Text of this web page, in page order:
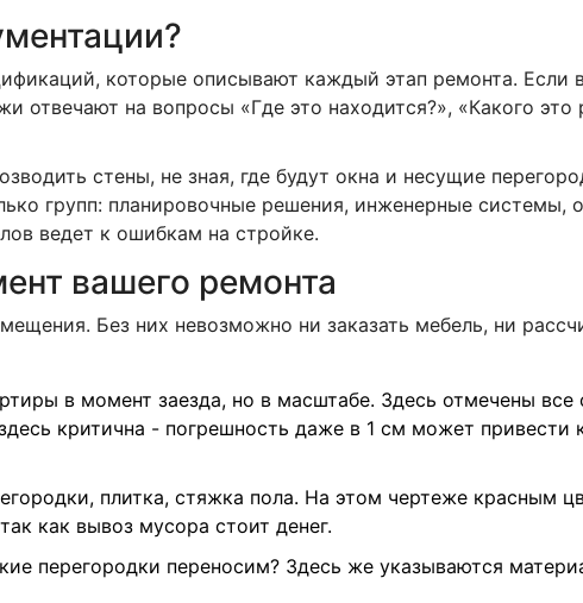
которые описывают каждый этап ремонта. Если
отвечают на вопросы «Где это находится?», «Какого
стены, не зная, где будут окна и несущие
групп: планировочные решения, инженерные системы,
ведет к ошибкам на стройке.
вашего ремонта
Без них невозможно ни заказать мебель, ни
в момент заезда, но в масштабе. Здесь отмечены все
критична - погрешность даже в 1 см может привести
плитка, стяжка пола. На этом чертеже красным
как вывоз мусора стоит денег.
перегородки переносим? Здесь же указываются